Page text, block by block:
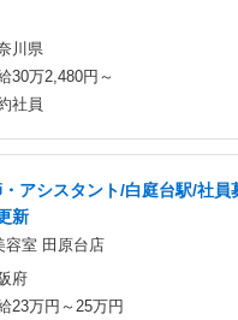
川県
30万2,480円～
社員
アシスタント/白庭台駅/社員
新
容室 田原台店
府
23万円～25万円